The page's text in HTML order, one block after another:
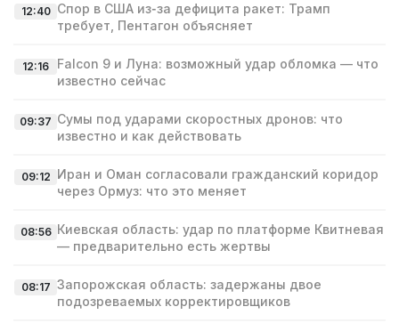
12:40 Спор в США из‑за дефицита ракет: Трамп
требует, Пентагон объясняет
12:16
Falcon 9 и Луна: возможный удар обломка — что
известно сейчас
09:37 Сумы под ударами скоростных дронов: что
известно и как действовать
09:12 Иран и Оман согласовали гражданский коридор
через Ормуз: что это меняет
08:56 Киевская область: удар по платформе Квитневая
— предварительно есть жертвы
08:17 Запорожская область: задержаны двое
подозреваемых корректировщиков